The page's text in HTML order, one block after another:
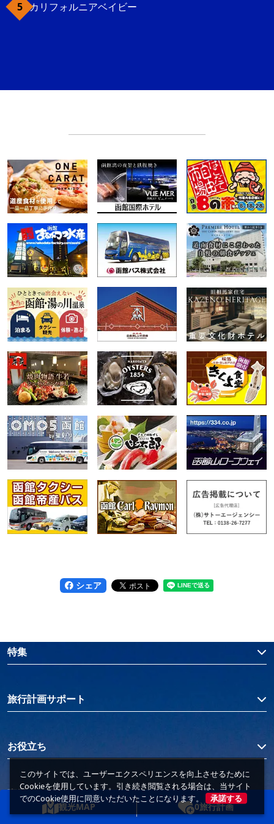
カリフォルニアベイビー
シェア
観光MAP 0旅行計画
特集
旅行計画サポート
お役立ち
事業者の皆様へ
このサイトでは、ユーザーエクスペリエンスを向上させるために
Cookieを使用しています。引き続き閲覧される場合は、当サイト
でのCookie使用に同意いただいたことになります。
承諾する